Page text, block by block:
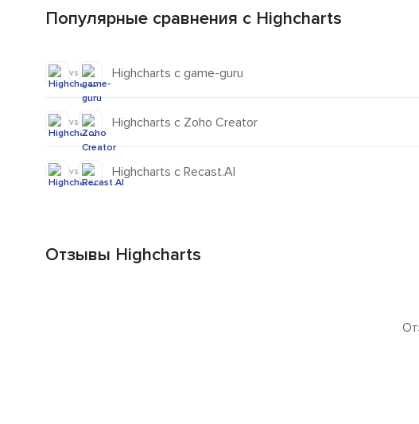
Популярные сравнения с Highcharts
vs Highcharts с game-guru
vs Highcharts с Zoho Creator
vs Highcharts с Recast.AI
Отзывы Highcharts